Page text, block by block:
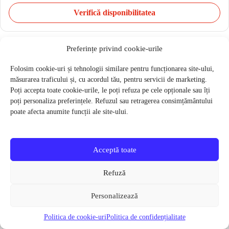
Preferințe privind cookie-urile
Folosim cookie-uri și tehnologii similare pentru funcționarea site-ului,
măsurarea traficului și, cu acordul tău, pentru servicii de marketing.
Poți accepta toate cookie-urile, le poți refuza pe cele opționale sau îți
poți personaliza preferințele. Refuzul sau retragerea consimțământului
poate afecta anumite funcții ale site-ului.
Acceptă toate
Refuză
Personalizează
Politica de cookie-uriPolitica de confidențialitate
Verifică disponibilitatea